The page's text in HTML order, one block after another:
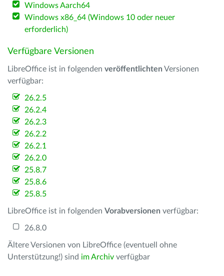
Windows Aarch64
Windows x86_64 (Windows 10 oder neuer
erforderlich)
Verfügbare Versionen
LibreOffice ist in folgenden veröffentlichten Versionen
verfügbar:
26.2.5
26.2.4
26.2.3
26.2.2
26.2.1
26.2.0
25.8.7
25.8.6
25.8.5
LibreOffice ist in folgenden Vorabversionen verfügbar:
26.8.0
Ältere Versionen von LibreOffice (eventuell ohne
Unterstützung!) sind im Archiv verfügbar